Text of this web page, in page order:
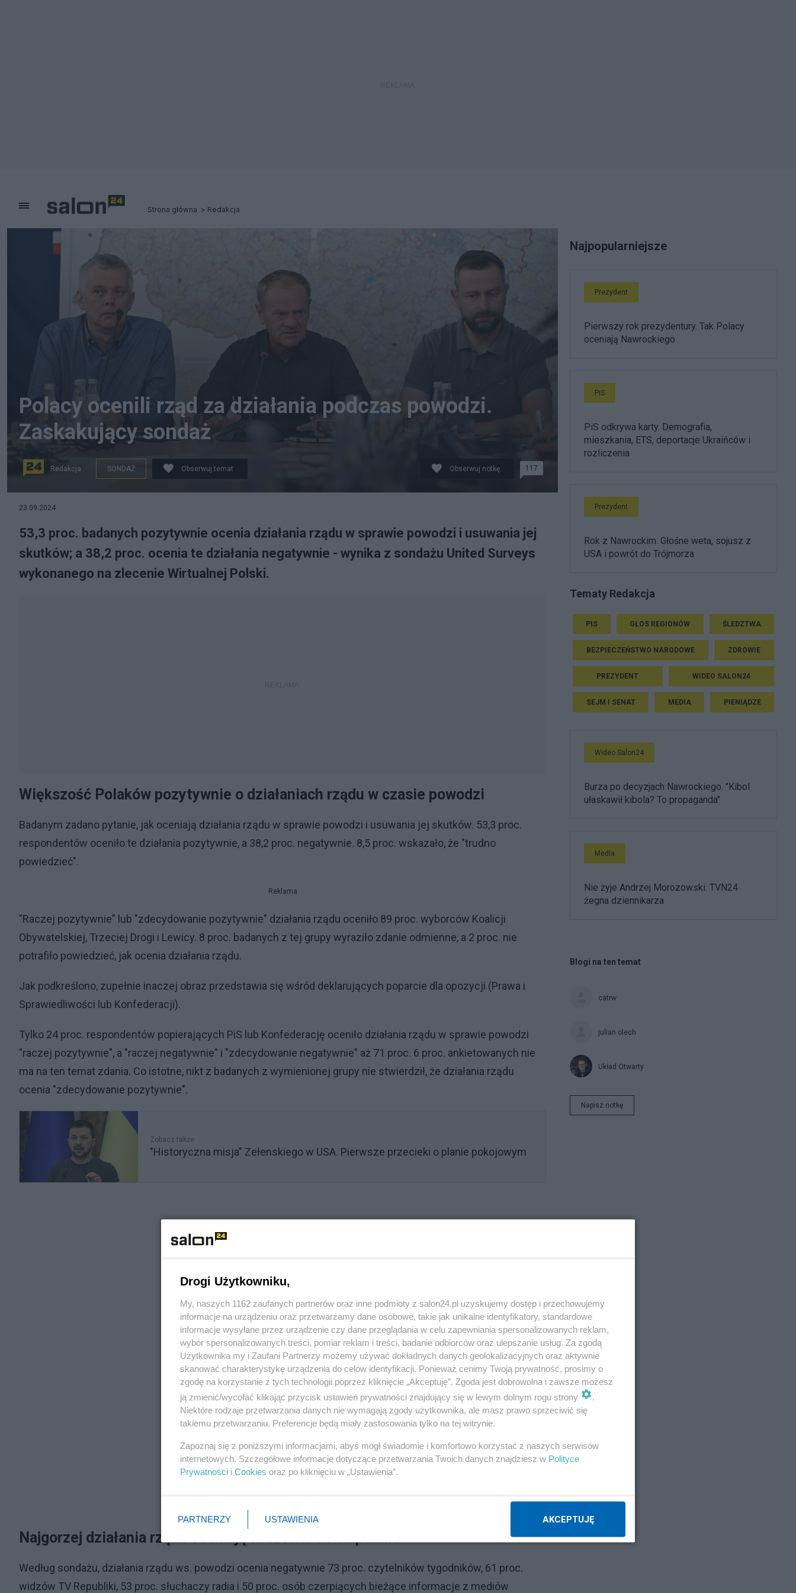
Strona główna Redakcja
Polacy ocenili rząd za działania podczas powodzi.
Zaskakujący sondaż
Redakcja SONDAŻ Obserwuj temat Obserwuj notkę 117
23.09.2024
53,3 proc. badanych pozytywnie ocenia działania rządu w sprawie powodzi i usuwania jej
skutków; a 38,2 proc. ocenia te działania negatywnie - wynika z sondażu United Surveys
wykonanego na zlecenie Wirtualnej Polski.
Większość Polaków pozytywnie o działaniach rządu w czasie powodzi
Badanym zadano pytanie, jak oceniają działania rządu w sprawie powodzi i usuwania jej skutków. 53,3 proc.
respondentów oceniło te działania pozytywnie, a 38,2 proc. negatywnie. 8,5 proc. wskazało, że "trudno
powiedzieć".
Reklama
"Raczej pozytywnie" lub "zdecydowanie pozytywnie" działania rządu oceniło 89 proc. wyborców Koalicji
Obywatelskiej, Trzeciej Drogi i Lewicy. 8 proc. badanych z tej grupy wyraziło zdanie odmienne, a 2 proc. nie
potrafiło powiedzieć, jak ocenia działania rządu.
Jak podkreślono, zupełnie inaczej obraz przedstawia się wśród deklarujących poparcie dla opozycji (Prawa i
Sprawiedliwości lub Konfederacji).
Tylko 24 proc. respondentów popierających PiS lub Konfederację oceniło działania rządu w sprawie powodzi
"raczej pozytywnie", a "raczej negatywnie" i "zdecydowanie negatywnie" aż 71 proc. 6 proc. ankietowanych nie
ma na ten temat zdania. Co istotne, nikt z badanych z wymienionej grupy nie stwierdził, że działania rządu
ocenia "zdecydowanie pozytywnie".
Zobacz także
"Historyczna misja" Zełenskiego w USA. Pierwsze przecieki o planie pokojowym
Najgorzej działania rządu oceniają widzowie TV Republiki
Według sondażu, działania rządu ws. powodzi ocenia negatywnie 73 proc. czytelników tygodników, 61 proc.
widzów TV Republiki, 53 proc. słuchaczy radia i 50 proc. osób czerpiących bieżące informacje z mediów
Najpopularniejsze
Prezydent
Pierwszy rok prezydentury. Tak Polacy
oceniają Nawrockiego
PiS
PiS odkrywa karty. Demografia,
mieszkania, ETS, deportacje Ukraińców i
rozliczenia
Prezydent
Rok z Nawrockim. Głośne weta, sojusz z
USA i powrót do Trójmorza
Tematy Redakcja
PIS GŁOS REGIONÓW ŚLEDZTWA
BEZPIECZEŃSTWO NARODOWE ZDROWIE
PREZYDENT WIDEO SALON24
SEJM I SENAT MEDIA PIENIĄDZE
Wideo Salon24
Burza po decyzjach Nawrockiego. "Kibol
ułaskawił kibola? To propaganda"
Media
Nie żyje Andrzej Morozowski. TVN24
żegna dziennikarza
Blogi na ten temat
catrw
julian olech
Układ Otwarty
Napisz notkę
Drogi Użytkowniku,
My, naszych 1162 zaufanych partnerów oraz inne podmioty z salon24.pl uzyskujemy dostęp i przechowujemy
informacje na urządzeniu oraz przetwarzamy dane osobowe, takie jak unikalne identyfikatory, standardowe
informacje wysyłane przez urządzenie czy dane przeglądania w celu zapewniania spersonalizowanych reklam,
wybór spersonalizowanych treści, pomiar reklam i treści, badanie odbiorców oraz ulepszanie usług. Za zgodą
Użytkownika my i Zaufani Partnerzy możemy używać dokładnych danych geolokalizacyjnych oraz aktywnie
skanować charakterystykę urządzenia do celów identyfikacji. Ponieważ cenimy Twoją prywatność, prosimy o
zgodę na korzystanie z tych technologii poprzez kliknięcie „Akceptuję”. Zgoda jest dobrowolna i zawsze możesz
ją zmienić/wycofać klikając przycisk ustawień prywatności znajdujący się w lewym dolnym rogu strony
.
Niektóre rodzaje przetwarzania danych nie wymagają zgody użytkownika, ale masz prawo sprzeciwić się
takiemu przetwarzaniu. Preferencje będą miały zastosowania tylko na tej witrynie.
Zapoznaj się z poniższymi informacjami, abyś mógł świadomie i komfortowo korzystać z naszych serwisów
internetowych. Szczegółowe informacje dotyczące przetwarzania Twoich danych znajdziesz w Polityce
Prywatności i Cookies oraz po kliknięciu w „Ustawienia”.
PARTNERZY USTAWIENIA AKCEPTUJĘ